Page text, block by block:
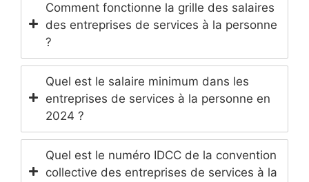
Comment fonctionne la grille des salaires
des entreprises de services à la personne
?
Quel est le salaire minimum dans les
entreprises de services à la personne en
2024 ?
Quel est le numéro IDCC de la convention
collective des entreprises de services à la